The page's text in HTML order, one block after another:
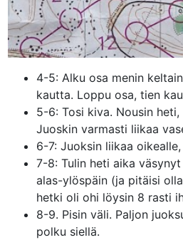
4-5: Alku osa menin
kautta. Loppu osa, tien
5-6: Tosi kiva. Nousin
Juoskin varmasti liikaa
6-7: Juoksin liikaa
7-8: Tulin heti aika
alas-ylöspäin (ja pitäisi
hetki oli ohi löysin 8 rasti
8-9. Pisin väli. Paljon
polku siellä.